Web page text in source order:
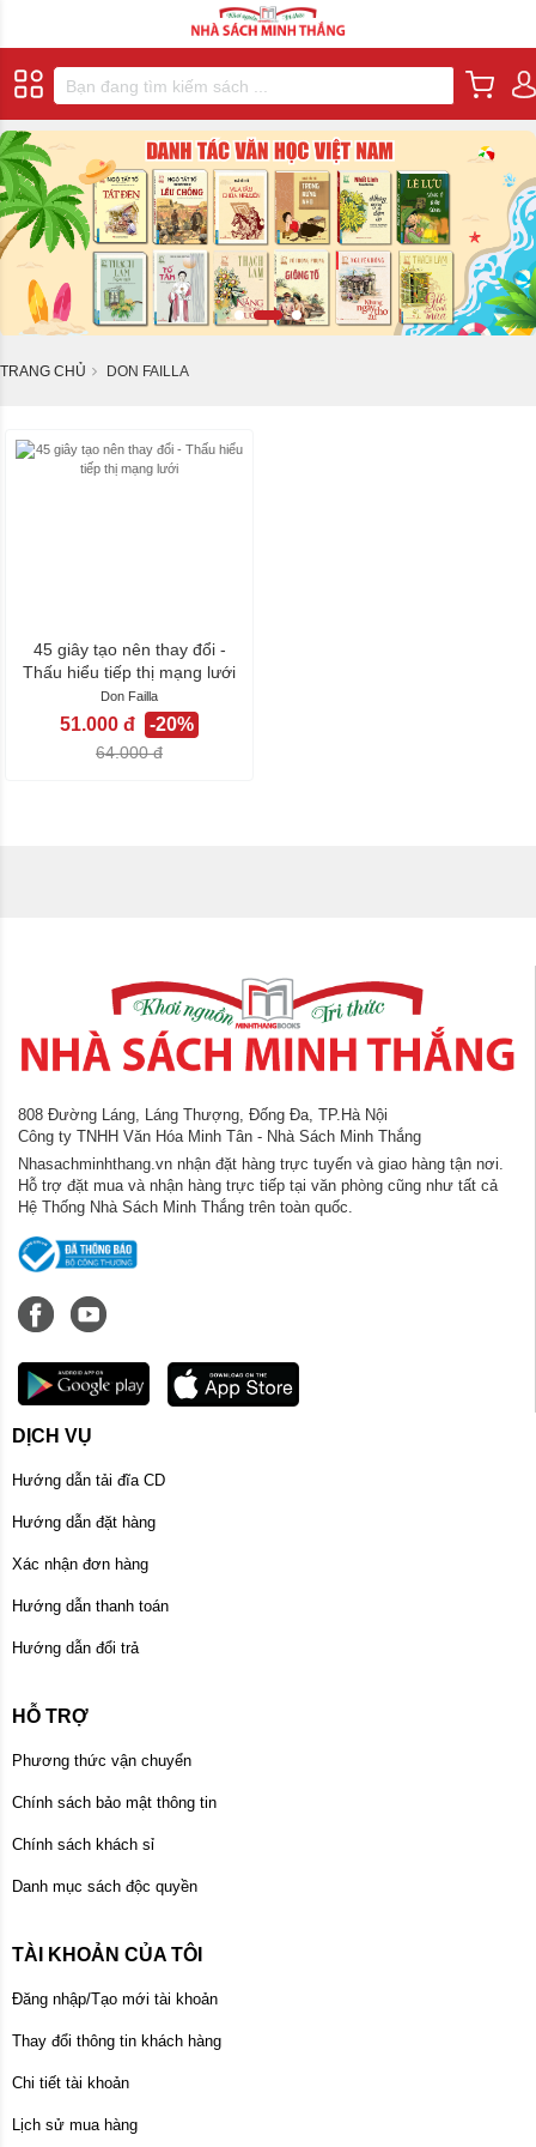
TRANG CHỦ DON FAILLA
45 giây tạo nên thay đổi -
Thấu hiểu tiếp thị mạng lưới
Don Failla
51.000 đ -20%
64.000 đ
808 Đường Láng, Láng Thượng, Đống Đa, TP.Hà Nội
Công ty TNHH Văn Hóa Minh Tân - Nhà Sách Minh Thắng
Nhasachminhthang.vn nhận đặt hàng trực tuyến và giao hàng tận nơi.
Hỗ trợ đặt mua và nhận hàng trực tiếp tại văn phòng cũng như tất cả
Hệ Thống Nhà Sách Minh Thắng trên toàn quốc.
DỊCH VỤ
Hướng dẫn tải đĩa CD
Hướng dẫn đặt hàng
Xác nhận đơn hàng
Hướng dẫn thanh toán
Hướng dẫn đổi trả
HỖ TRỢ
Phương thức vận chuyển
Chính sách bảo mật thông tin
Chính sách khách sỉ
Danh mục sách độc quyền
TÀI KHOẢN CỦA TÔI
Đăng nhập/Tạo mới tài khoản
Thay đổi thông tin khách hàng
Chi tiết tài khoản
Lịch sử mua hàng